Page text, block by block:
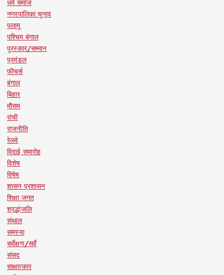
धर्म समाज
नगरपालिका चुनाव
पलामू
पश्चिम बंगाल
पुरस्कार/सम्मान
प्रमंडल
फीचर्स
बंगाल
बिहार
मौसम
रांची
राजनीति
रेलवे
विदाई समारोह
विशेष
विषेष
शासन प्रशासन
शिक्षा जगत
श्रद्धांजलि
संथाल
समस्या
सर्वेक्षण/सर्वे
संसद
साक्षात्कार